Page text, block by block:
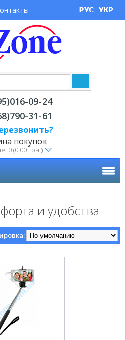
покупок
0 (0.00 грн.)
09-24
31-61
и удобства